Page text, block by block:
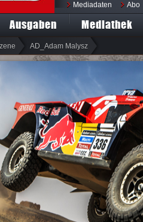
Mediadaten Abo
Ausgaben Mediathek
AD_Adam Malysz